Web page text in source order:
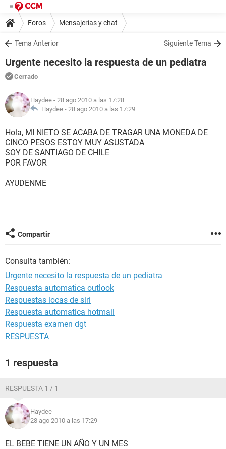
Foros Mensajerías y chat
Tema Anterior Siguiente Tema
Urgente necesito la respuesta de un pediatra
Cerrado
Haydee - 28 ago 2010 a las 17:28
Haydee - 28 ago 2010 a las 17:29
Hola, MI NIETO SE ACABA DE TRAGAR UNA MONEDA DE
CINCO PESOS ESTOY MUY ASUSTADA
SOY DE SANTIAGO DE CHILE
POR FAVOR
AYUDENME
Compartir
Consulta también:
Urgente necesito la respuesta de un pediatra
Respuesta automatica outlook
Respuestas locas de siri
Respuesta automatica hotmail
Respuesta examen dgt
RESPUESTA
1 respuesta
RESPUESTA 1 / 1
Haydee
28 ago 2010 a las 17:29
EL BEBE TIENE UN AÑO Y UN MES